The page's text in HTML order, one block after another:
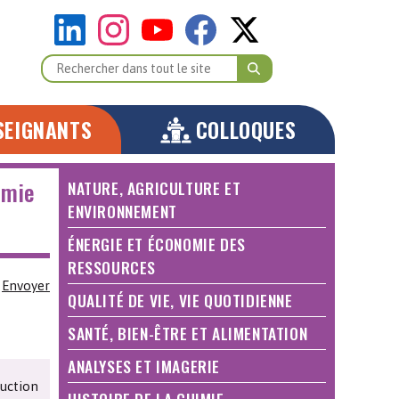
COLLOQUES
Envoyer
NATURE, AGRICULTURE ET
ENVIRONNEMENT
ÉNERGIE ET ÉCONOMIE DES
RESSOURCES
QUALITÉ DE VIE, VIE QUOTIDIENNE
SANTÉ, BIEN-ÊTRE ET ALIMENTATION
ANALYSES ET IMAGERIE